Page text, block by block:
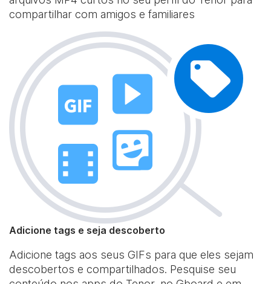
compartilhar com amigos e familiares
Adicione tags e seja descoberto
Adicione tags aos seus GIFs para que eles sejam
descobertos e compartilhados. Pesquise seu